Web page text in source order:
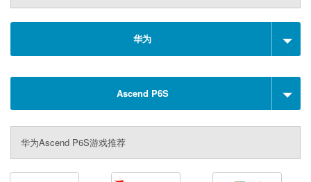
华为
Ascend P6S
华为Ascend P6S游戏推荐